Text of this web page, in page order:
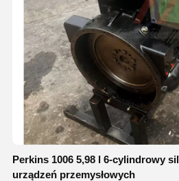
Perkins 1006 5,98 l 6-cylindrowy
urządzeń przemysłowych